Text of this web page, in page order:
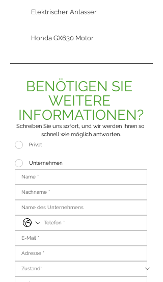
Elektrischer Anlasser
Honda GX630 Motor
BENÖTIGEN SIE
WEITERE
INFORMATIONEN?
Schreiben Sie uns sofort, und wir werden Ihnen so
schnell wie möglich antworten.
Privat
Unternehmen